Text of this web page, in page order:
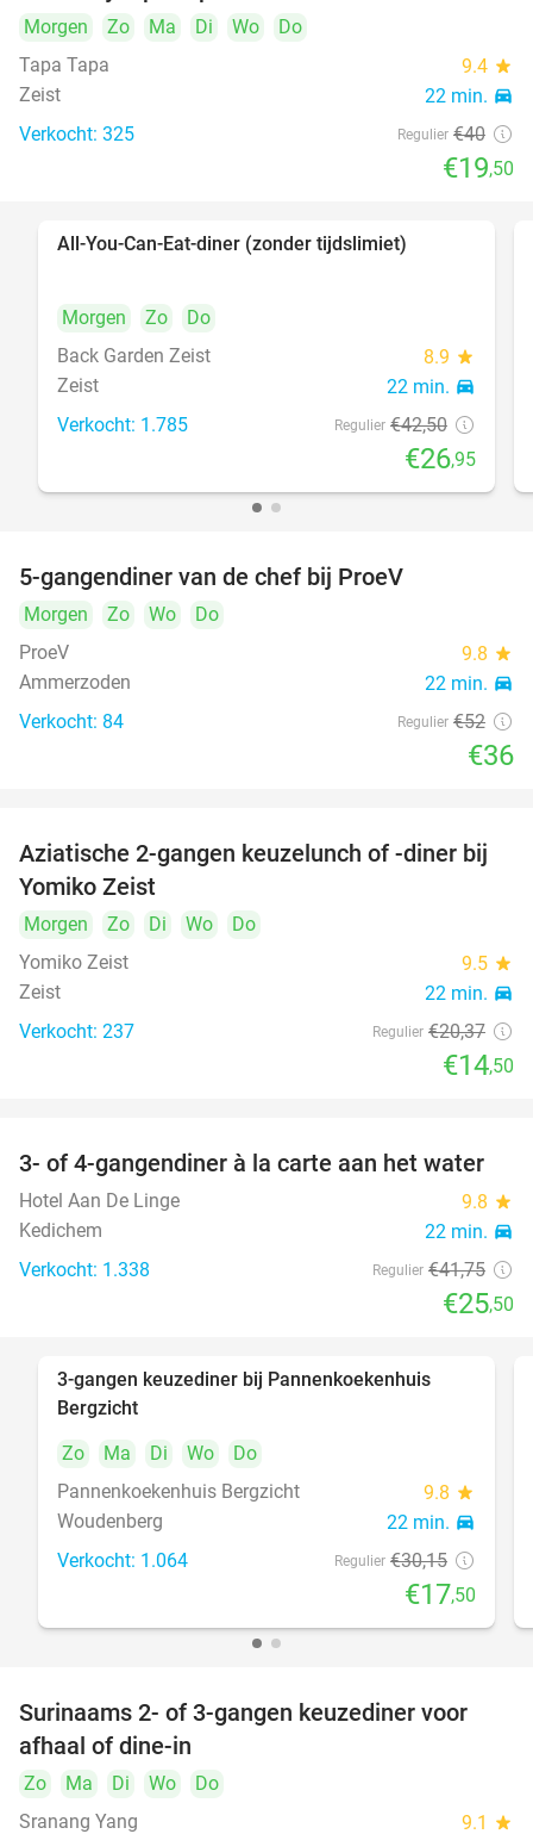
Morgen Zo Ma Di Wo
Do
Tapa Tapa
9.4 star
Zeist 22 min. directions_car
Verkocht: 325 Regulier €40
€19,50
All-You-Can-Eat-diner (zonder tijdslimiet)
Morgen Zo
Do
Back Garden Zeist
8.9 star
Zeist 22 min. directions_car
Verkocht: 1.785 Regulier €42,50
€26,95
5-gangendiner van de chef bij ProeV
Morgen Zo Wo
Do
ProeV
9.8 star
Ammerzoden 22 min. directions_car
Verkocht: 84 Regulier €52
€36
29%
Aziatische 2-gangen keuzelunch of -diner bij
Yomiko Zeist
Morgen Zo Di Wo
Do
Yomiko Zeist
9.5 star
Zeist 22 min. directions_car
Verkocht: 237 Regulier €20,37
€14,50
39%
3- of 4-gangendiner à la carte aan het water
Hotel Aan De Linge 9.8 star
Kedichem 22 min. directions_car
Verkocht: 1.338 Regulier €41,75
€25,50
3-gangen keuzediner bij Pannenkoekenhuis
Bergzicht
Zo
Ma Di Wo
Do
Pannenkoekenhuis Bergzicht
9.8 star
Woudenberg 22 min. directions_car
Verkocht: 1.064 Regulier €30,15
€17,50
32%
Surinaams 2- of 3-gangen keuzediner voor
afhaal of dine-in
Zo Ma Di Wo
Do
Sranang Yang
9.1 star